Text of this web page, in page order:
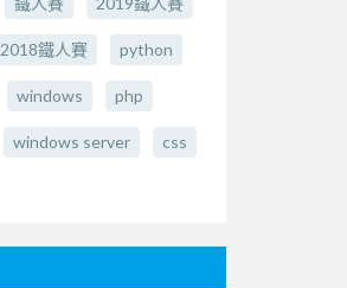
2018鐵人賽 python
windows php
windows server css